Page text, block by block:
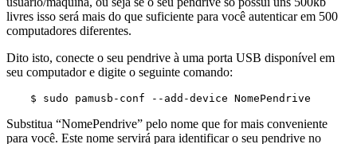
livres isso será mais do que suficiente para você autenticar em 500
computadores diferentes.
Dito isto, conecte o seu pendrive à uma porta USB disponível em
seu computador e digite o seguinte comando:
$ sudo pamusb-conf --add-device NomePendrive
Substitua “NomePendrive” pelo nome que for mais conveniente
para você. Este nome servirá para identificar o seu pendrive no